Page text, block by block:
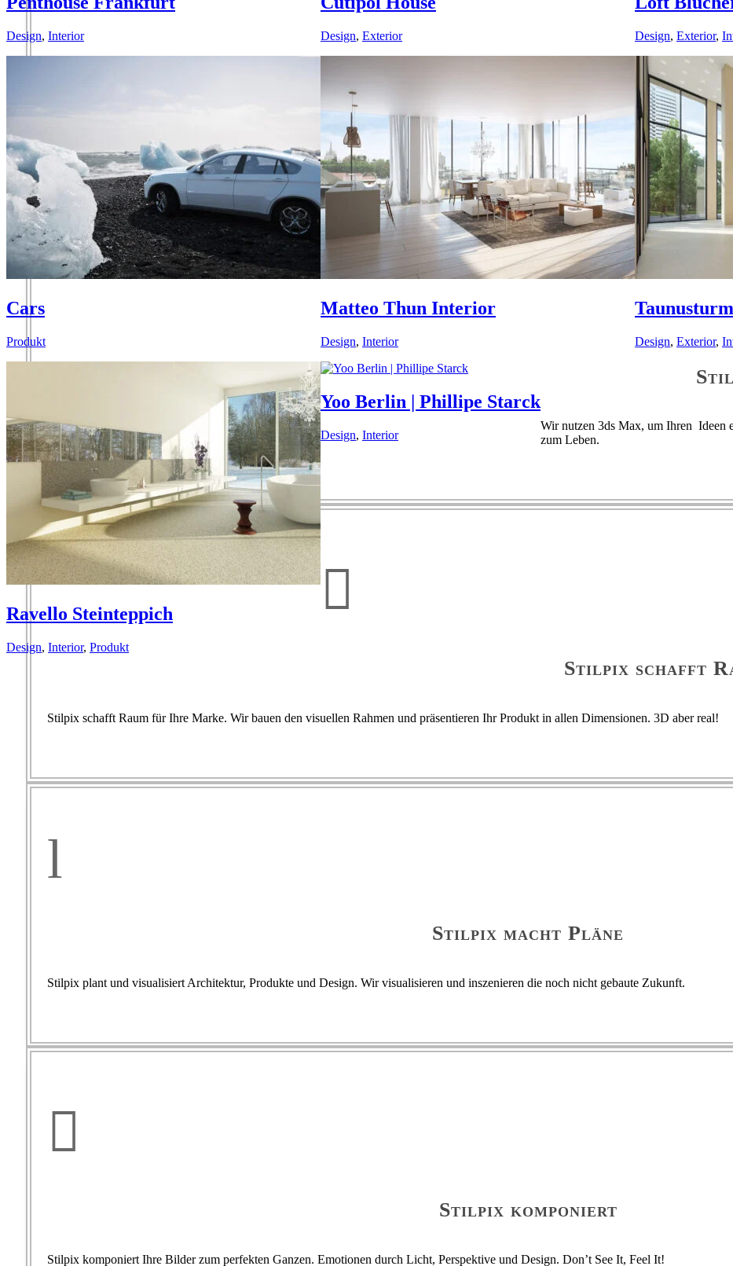
Design, Interior Design, Exterior Design, Exterior,
Cars
Produkt
Matteo Thun Interior
Design, Interior Design, Exterior,
Ravello Steinteppich
Design, Interior, Produkt
Yoo Berlin | Phillipe Starck
Design, Interior
Wir nutzen 3ds Max, um Ihren Ideen
zum Leben.

Stilpix schafft
Stilpix schafft Raum für Ihre Marke. Wir bauen den visuellen Rahmen und präsentieren Ihr Produkt in allen Dimensionen. 3D aber real!
l
Stilpix macht Pläne
Stilpix plant und visualisiert Architektur, Produkte und Design. Wir visualisieren und inszenieren die noch nicht gebaute Zukunft.

Stilpix komponiert
Stilpix komponiert Ihre Bilder zum perfekten Ganzen. Emotionen durch Licht, Perspektive und Design. Don’t See It, Feel It!